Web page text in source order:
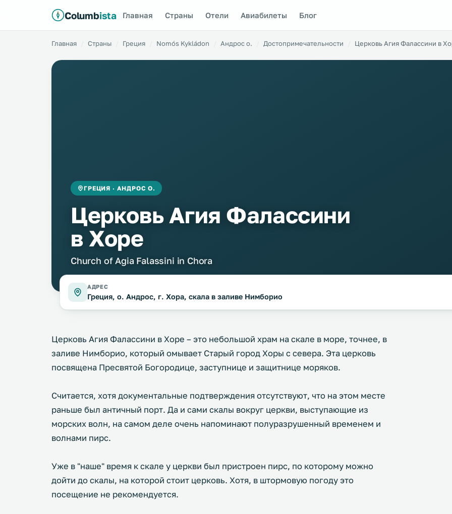
Columbista Главная Страны Отели Авиабилеты Блог
Главная Страны Греция Nomós Kykládon Андрос о. Достопримечательности Церковь Агия Фалассини в
ГРЕЦИЯ · АНДРОС О.
Церковь Агия Фалассини
в Хоре
Church of Agia Falassini in Chora
АДРЕС
Греция, о. Андрос, г. Хора, скала в заливе Нимборио
Церковь Агия Фалассини в Хоре – это небольшой храм на скале в море, точнее, в
заливе Нимборио, который омывает Старый город Хоры с севера. Эта церковь
посвящена Пресвятой Богородице, заступнице и защитнице моряков.
Считается, хотя документальные подтверждения отсутствуют, что на этом месте
раньше был античный порт. Да и сами скалы вокруг церкви, выступающие из
морских волн, на самом деле очень напоминают полуразрушенный временем и
волнами пирс.
Уже в "наше" время к скале у церкви был пристроен пирс, по которому можно
дойти до скалы, на которой стоит церковь. Хотя, в штормовую погоду это
посещение не рекомендуется.